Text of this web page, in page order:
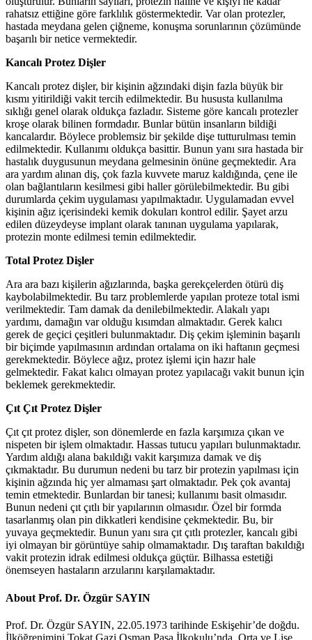
rahatsız ettiğine göre farklılık göstermektedir. Var olan protezler,
hastada meydana gelen çiğneme, konuşma sorunlarının çözümünde
başarılı bir netice vermektedir.
Kancalı Protez Dişler
Kancalı protez dişler, bir kişinin ağzındaki dişin fazla büyük bir
kısmı yitirildiği vakit tercih edilmektedir. Bu hususta kullanılma
sıklığı genel olarak oldukça fazladır. Sisteme göre kancalı protezler
kroşe olarak bilinen formdadır. Bunlar bütün insanların bildiği
kancalardır. Böylece problemsiz bir şekilde dişe tutturulması temin
edilmektedir. Kullanımı oldukça basittir. Bunun yanı sıra hastada bir
hastalık duygusunun meydana gelmesinin önüne geçmektedir. Ara
ara yardım alınan diş, çok fazla kuvvete maruz kaldığında, çene ile
olan bağlantıların kesilmesi gibi haller görülebilmektedir. Bu gibi
durumlarda çekim uygulaması yapılmaktadır. Uygulamadan evvel
kişinin ağız içerisindeki kemik dokuları kontrol edilir. Şayet arzu
edilen düzeydeyse implant olarak tanınan uygulama yapılarak,
protezin monte edilmesi temin edilmektedir.
Total Protez Dişler
Ara ara bazı kişilerin ağızlarında, başka gerekçelerden ötürü diş
kaybolabilmektedir. Bu tarz problemlerde yapılan proteze total ismi
verilmektedir. Tam damak da denilebilmektedir. Alakalı yapı
yardımı, damağın var olduğu kısımdan almaktadır. Gerek kalıcı
gerek de geçici çeşitleri bulunmaktadır. Diş çekim işleminin başarılı
bir biçimde yapılmasının ardından ortalama on iki haftanın geçmesi
gerekmektedir. Böylece ağız, protez işlemi için hazır hale
gelmektedir. Fakat kalıcı olmayan protez yapılacağı vakit bunun için
beklemek gerekmektedir.
Çıt Çıt Protez Dişler
Çıt çıt protez dişler, son dönemlerde en fazla karşımıza çıkan ve
nispeten bir işlem olmaktadır. Hassas tutucu yapıları bulunmaktadır.
Yardım aldığı alana bakıldığı vakit karşımıza damak ve diş
çıkmaktadır. Bu durumun nedeni bu tarz bir protezin yapılması için
kişinin ağzında hiç yer almaması şart olmaktadır. Pek çok avantaj
temin etmektedir. Bunlardan bir tanesi; kullanımı basit olmasıdır.
Bunun nedeni çıt çıtlı bir yapılarının olmasıdır. Özel bir formda
tasarlanmış olan pin dikkatleri kendisine çekmektedir. Bu, bir
yuvaya geçmektedir. Bunun yanı sıra çıt çıtlı protezler, kancalı gibi
iyi olmayan bir görüntüye sahip olmamaktadır. Dış taraftan bakıldığı
vakit protezin idrak edilmesi oldukça güçtür. Bilhassa estetiği
önemseyen hastaların arzularını karşılamaktadır.
About Prof. Dr. Özgür SAYIN
Prof. Dr. Özgür SAYIN, 22.05.1973 tarihinde Eskişehir’de doğdu.
İlköğrenimini Tokat Gazi Osman Paşa İlkokulu’nda, Orta ve Lise